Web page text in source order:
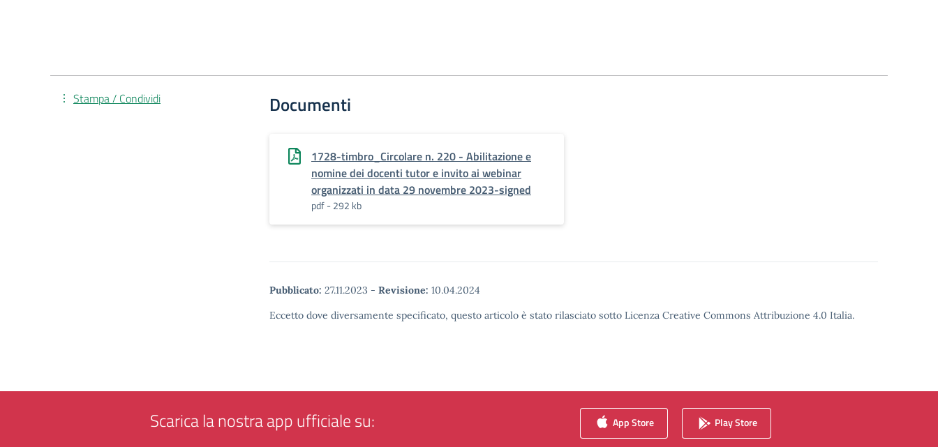
Documenti
1728-timbro_Circolare n. 220 - Abilitazione e
nomine dei docenti tutor e invito ai webinar
organizzati in data 29 novembre 2023-signed
pdf - 292 kb
Pubblicato: 27.11.2023 - Revisione: 10.04.2024
Eccetto dove diversamente specificato, questo articolo è stato rilasciato sotto Licenza Creative Commons Attribuzione 4.0 Italia.
Stampa / Condividi
Scarica la nostra app ufficiale su: App Store Play Store